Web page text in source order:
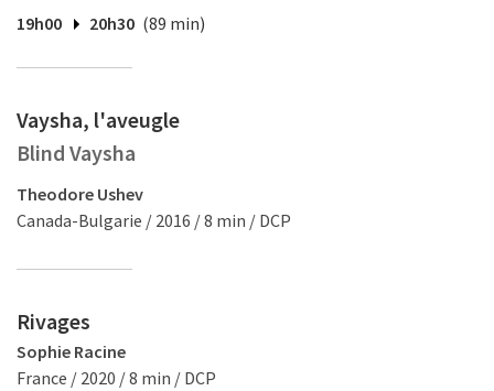
19h00 20h30 (89 min)
Vaysha, l'aveugle
Blind Vaysha
Theodore Ushev
Canada-Bulgarie / 2016 / 8 min / DCP
Rivages
Sophie Racine
France / 2020 / 8 min / DCP